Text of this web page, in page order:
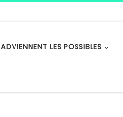
ADVIENNENT LES POSSIBLES